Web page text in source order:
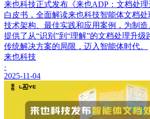
来也科技正式发布《来也ADP：文档处理
白皮书，全面解读来也科技智能体文档处
技术架构、最佳实践和应用案例，为制
提供了从“识别”到“理解”的文档处理升级
传统解决方案的局限，迈入智能体时代。
来也科技
·
2025-11-04